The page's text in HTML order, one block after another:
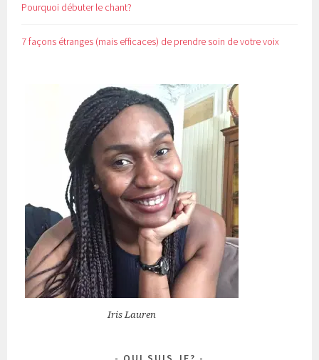
Pourquoi débuter le chant?
7 façons étranges (mais efficaces) de prendre soin de votre voix
Iris Lauren